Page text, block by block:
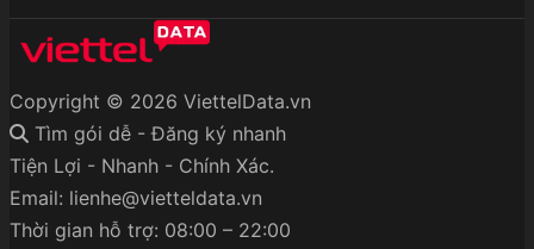
Copyright © 2026 ViettelData.vn
Tìm gói dễ - Đăng ký nhanh
Tiện Lợi - Nhanh - Chính Xác.
Email: lienhe@vietteldata.vn
Thời gian hỗ trợ: 08:00 – 22:00